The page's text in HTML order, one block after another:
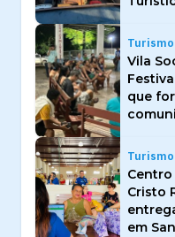
Turismo
Vila
que
Turismo
Cristo
em